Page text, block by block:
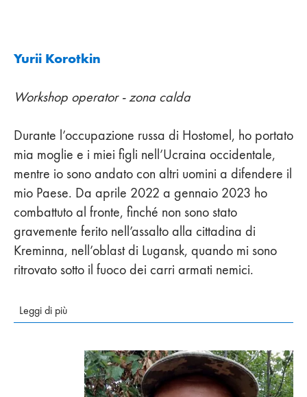
Yurii Korotkin
Workshop operator - zona calda
Durante l’occupazione russa di Hostomel, ho portato
mia moglie e i miei figli nell’Ucraina occidentale,
mentre io sono andato con altri uomini a difendere il
mio Paese. Da aprile 2022 a gennaio 2023 ho
combattuto al fronte, finché non sono stato
gravemente ferito nell’assalto alla cittadina di
Kreminna, nell’oblast di Lugansk, quando mi sono
ritrovato sotto il fuoco dei carri armati nemici.
Leggi di più